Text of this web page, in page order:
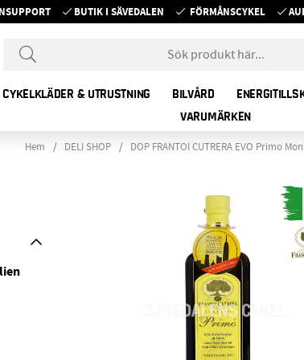
BUTIK I SÄVEDALEN FÖRMÅNSCYKEL
CYKELKLÄDER & UTRUSTNING BILVÅRD
VARUMÄRKEN
Hem DELI SHOP DOP FRANTOI CUTRERA EVO Primo